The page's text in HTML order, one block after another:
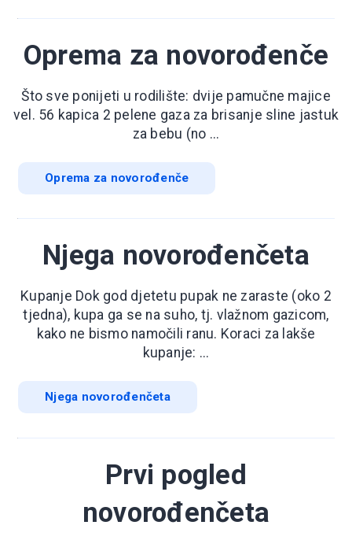
Oprema za novorođenče
Što sve ponijeti u rodilište: dvije pamučne majice
vel. 56 kapica 2 pelene gaza za brisanje sline jastuk
za bebu (no ...
Oprema za novorođenče
Njega novorođenčeta
Kupanje Dok god djetetu pupak ne zaraste (oko 2
tjedna), kupa ga se na suho, tj. vlažnom gazicom,
kako ne bismo namočili ranu. Koraci za lakše
kupanje: ...
Njega novorođenčeta
Prvi pogled
novorođenčeta